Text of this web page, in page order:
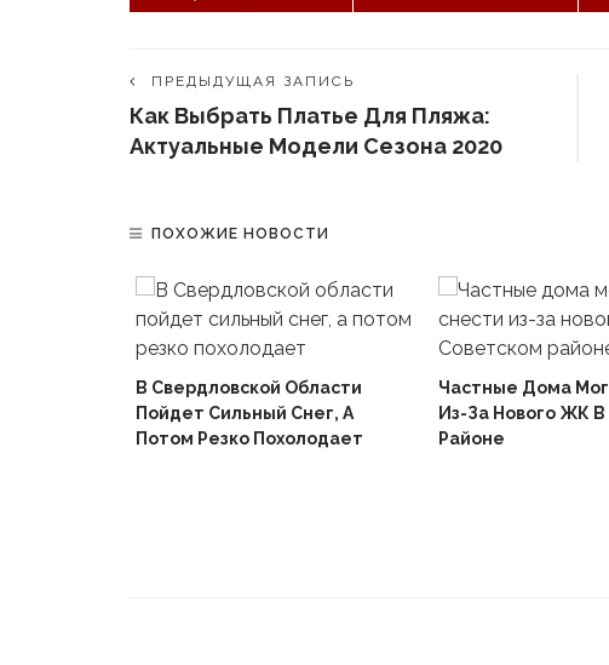
ПРЕДЫДУЩАЯ ЗАПИСЬ
Как Выбрать Платье Для Пляжа:
Актуальные Модели Сезона 2020
ПОХОЖИЕ НОВОСТИ
В Свердловской Области
Пойдет Сильный Снег, А
Потом Резко Похолодает
Частные Дома
Из-За Нового ЖК
Районе